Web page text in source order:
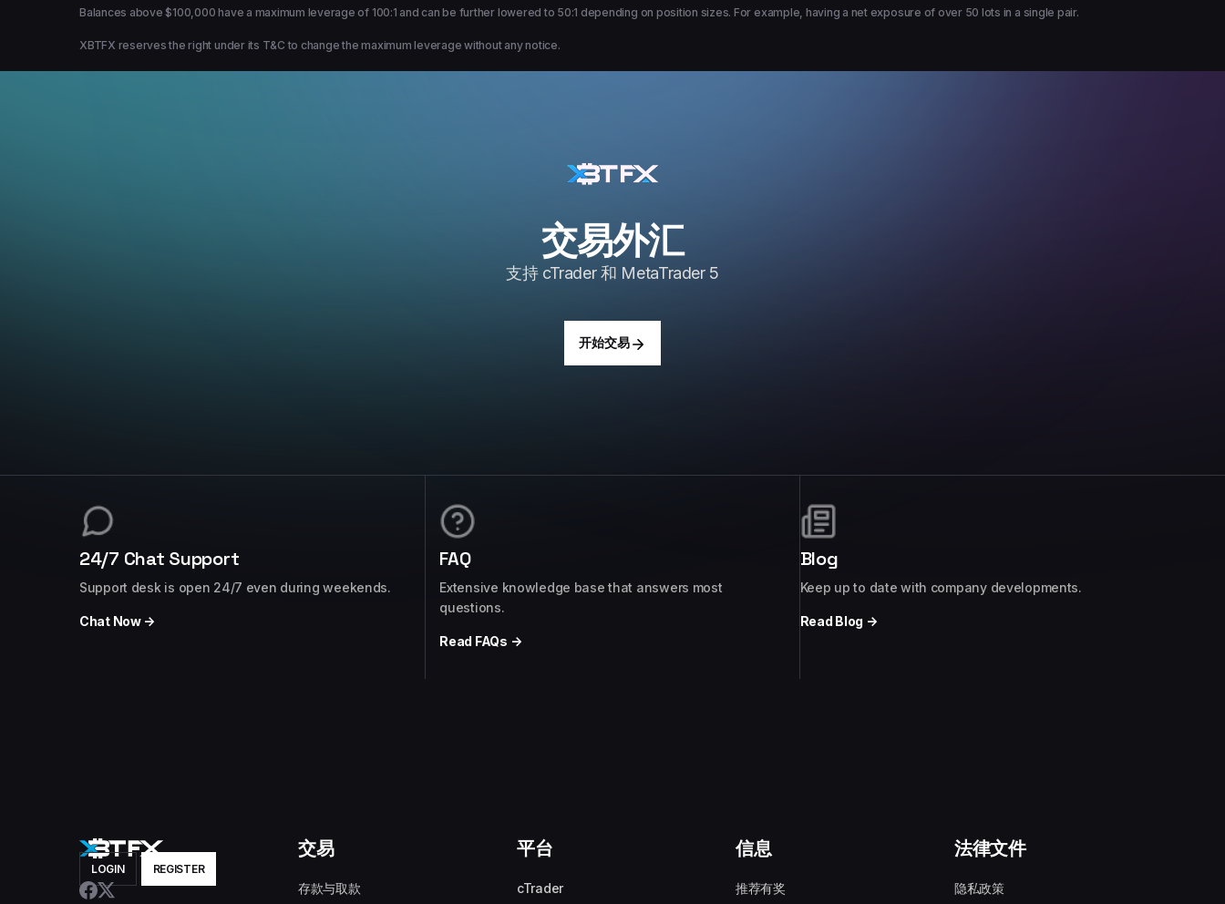
Balances above $100,000 have a maximum leverage of 100:1 and can be further lowered to 50:1 depending on position sizes. For example, having a net exposure of over 50 lots in a single pair.
XBTFX reserves the right under its T&C to change the maximum leverage without any notice.
交易外汇
支持 cTrader 和 MetaTrader 5
开始交易
24/7 Chat Support
Support desk is open 24/7 even during weekends.
Chat Now →
FAQ
Extensive knowledge base that answers most
questions.
Read FAQs →
Blog
Keep up to date with company developments.
Read Blog →
LOGIN REGISTER
交易
存款与取款
平台
cTrader
信息
推荐有奖
法律文件
隐私政策